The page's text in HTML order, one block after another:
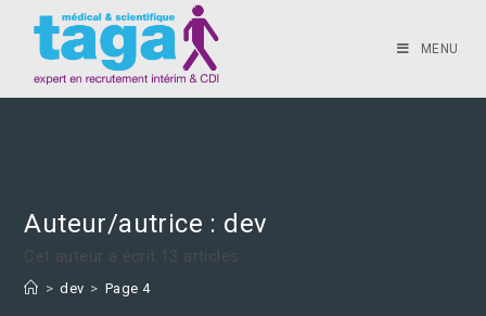
MENU
Auteur/autrice : dev
Cet auteur a écrit 13 articles
> dev > Page 4